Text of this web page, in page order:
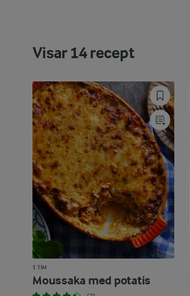
Visar14recept
1 TIM
Moussaka med potatis